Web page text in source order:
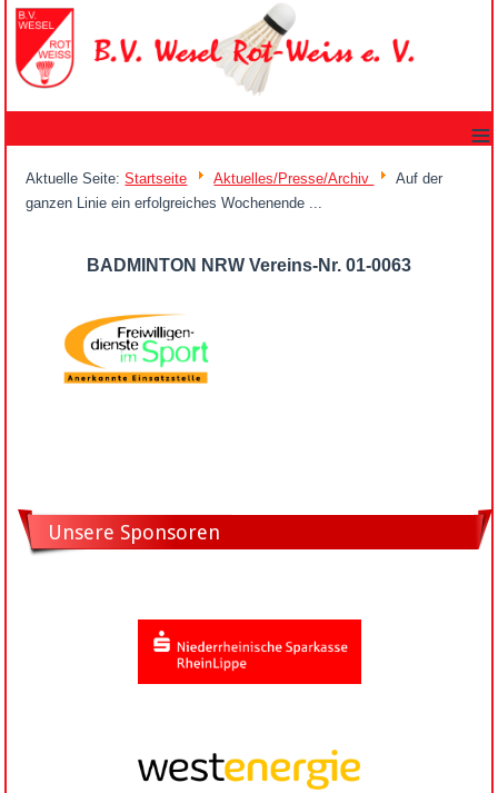
≡
Aktuelle Seite:Startseite Aktuelles/Presse/Archiv
Auf der
ganzen Linie ein erfolgreiches Wochenende ...
BADMINTON NRW Vereins-Nr. 01-0063
Unsere Sponsoren